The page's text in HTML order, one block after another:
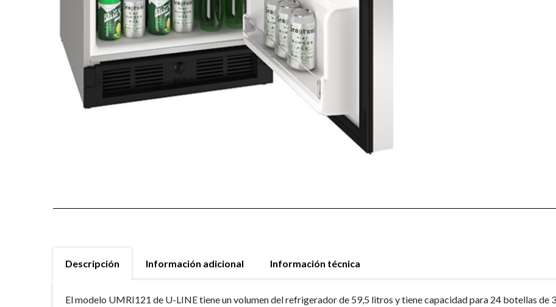
Descripción Información adicional Información técnica
El modelo UMRI121 de U-LINE tiene un volumen del refrigerador de 59,5 litros y tiene capacidad para 24 botellas de